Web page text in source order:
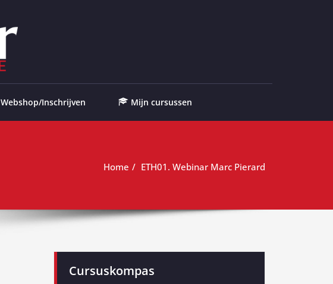
Webshop/Inschrijven Mijn cursussen
Home ETH01. Webinar Marc Pierard
Cursuskompas